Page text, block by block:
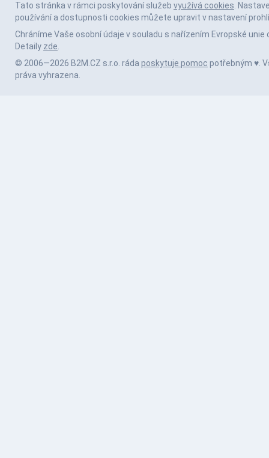
Tato stránka v rámci poskytování služeb využívá cookies.
používání a dostupnosti cookies můžete upravit v nastavení
Chráníme Vaše osobní údaje v souladu s nařízením Evropské unie
Detaily zde.
© 2006—2026 B2M.CZ s.r.o. ráda poskytuje pomoc potřebným ♥️.
práva vyhrazena.